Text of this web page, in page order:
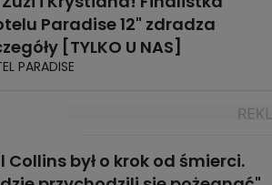
Paradise 12" zdradza
[TYLKO U NAS]
PARADISE
Collins był o krok od śmierci.